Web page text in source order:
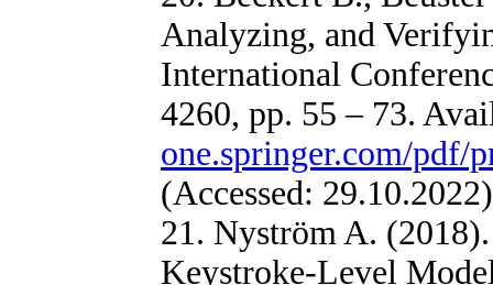
Analyzing, and
International
4260, pp. 55 – 73.
one.springer.com/pdf/
(Accessed:
21. Nyström A.
Keystroke-Level